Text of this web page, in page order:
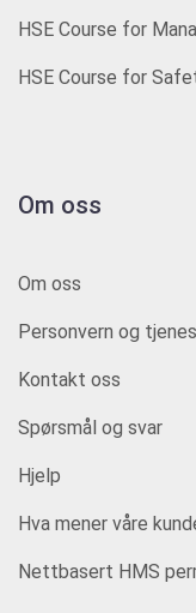
HSE Course for
HSE Course for
Om oss
Om oss
Personvern og
Kontakt oss
Spørsmål og svar
Hjelp
Hva mener våre
Nettbasert HMS